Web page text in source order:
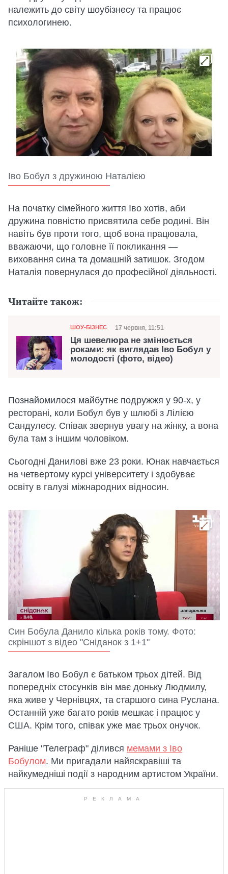
належить до світу шоубізнесу та працює
психологинею.
Іво Бобул з дружиною Наталією
На початку сімейного життя Іво хотів, аби
дружина повністю присвятила себе родині. Він
навіть був проти того, щоб вона працювала,
вважаючи, що головне її покликання —
виховання сина та домашній затишок. Згодом
Наталія повернулася до професійної діяльності.
Читайте також:
Категорія
ШОУ-БІЗНЕС Дата публікації
17 червня, 11:51
Ця шевелюра не змінюється
роками: як виглядав Іво Бобул у
молодості (фото, відео)
Познайомилося майбутнє подружжя у 90-х, у
ресторані, коли Бобул був у шлюбі з Лілією
Сандулесу. Співак звернув увагу на жінку, а вона
була там з іншим чоловіком.
Сьогодні Данилові вже 23 роки. Юнак навчається
на четвертому курсі університету і здобуває
освіту в галузі міжнародних відносин.
Син Бобула Данило кілька років тому. Фото:
скріншот з відео "Сніданок з 1+1"
Загалом Іво Бобул є батьком трьох дітей. Від
попередніх стосунків він має доньку Людмилу,
яка живе у Чернівцях, та старшого сина Руслана.
Останній уже багато років мешкає і працює у
США. Крім того, співак уже має трьох онучок.
Раніше "Телеграф" ділився мемами з Іво
Бобулом. Ми пригадали найяскравіші та
найкумедніші події з народним артистом України.